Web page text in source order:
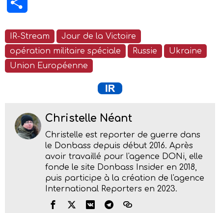
IR-Stream
Jour de la Victoire
opération militaire spéciale
Russie
Ukraine
Union Européenne
Christelle Néant
Christelle est reporter de guerre dans
le Donbass depuis début 2016. Après
avoir travaillé pour l'agence DONi, elle
fonde le site Donbass Insider en 2018,
puis participe à la création de l'agence
International Reporters en 2023.